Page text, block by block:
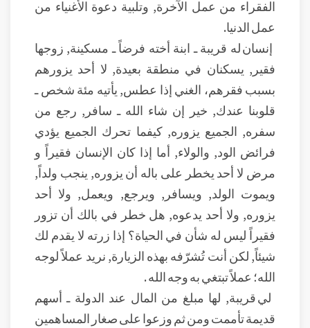
الفقراء من عمل الآخرة, وتلبية دعوة الأغنياء من
عمل الدنيا.
إنسان له قريبة ـ ابنة أخته فرضاً ـ مسكينة, زوجها
فقير, يسكنان في منطقة بعيدة, لا أحد يزورهم
بسبب فقرهم، الغني إذا عطس, يأتيه مئة شخص ـ
قلوبنا عندك, خير إن شاء الله ـ سافر, رجع من
سفره, الجميع يزوره, كيفما تحرك الجميع يؤدي
فرائض الود, والولاء, أما إذا كان الإنسان فقيراً و
مرض لا أحد يخطر على باله أن يزوره, ينجب ولداً,
ويموت الولد, ويسافر, ويرجع, ويعمل, ولا أحد
يزوره, ولا أحد يدعوه, هل خطر في بالك أن تزور
فقيراً ليس له شأن في الحياة؟ إذا زرته لا يقدم لك
شيئاً, لكن أنت تُشرّفه بهذه الزيارة, نريد عملاً لوجه
الله؛ عملاً تبتغي به وجه الله .
لي قريبة, لها مبلغ من المال عند الدولة ـ أسهم
قديمة تأممت ومن ثم وزعوا على صغار المساهمين